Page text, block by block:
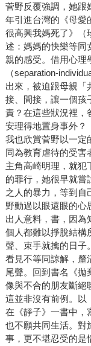
菅野反覆強調，她跟
年引進台灣的《母愛
很高興我媽死了》（
述：媽媽的快樂等同
親的感受。借用心理
（separation-
出來，被迫跟母親「
接、間接，讓一個孩
責？在這些狀況裡，
安理得地置身事外？
我也欣賞菅野以一定
同為教育虐待的受害
主角高崎明理，就犯
的罪行，她很早就嘗
之人的暴力，等到自
野動過以眼還眼的心
出人意料，書，因為
個人都難以掙脫結構
聲、束手就擒的日子
看見不等同諒解，釐
尾聲。回到書名《
像與不合的朋友斷絕
這並非沒有前例。以
在《靜子》一書中，
也不願共同生活。對
事，更不堪忍受的是